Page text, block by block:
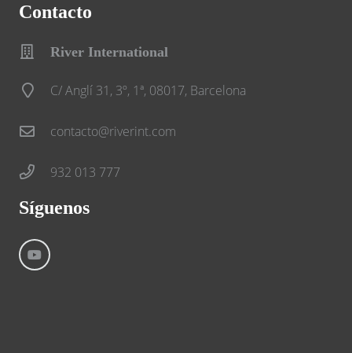
Contacto
River International
C/ Anglí 31, 3º, 1ª, 08017, Barcelona
contacto@riverint.com
932 013 777
Síguenos